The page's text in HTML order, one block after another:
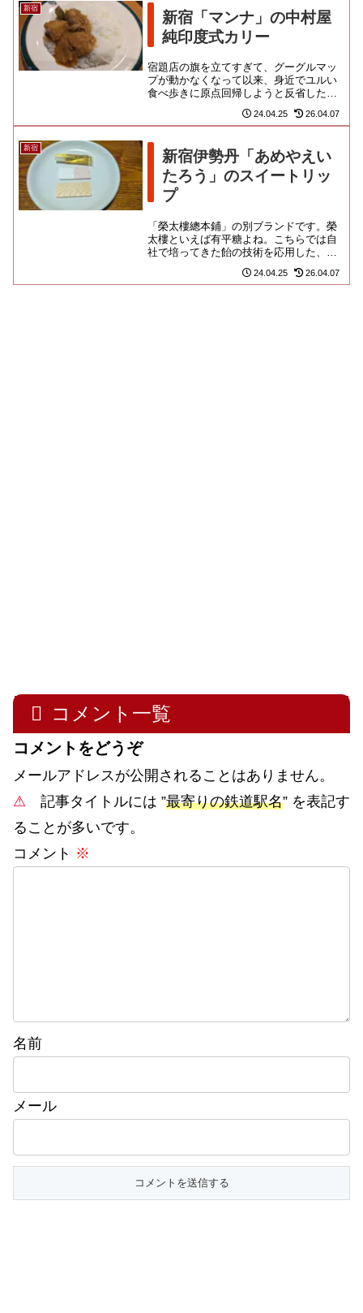
新宿
新宿「マンナ」の中村屋
純印度式カリー
宿題店の旗を立てすぎて、グーグルマッ
プが動かなくなって以来、身近でユルい
食べ歩きに原点回帰しようと反省した私
です。到底巡りきれない情報を積み上げ
てもしょうがねぇからな。デー...
24.04.25 26.04.07
新宿
新宿伊勢丹「あめやえい
たろう」のスイートリッ
プ
「榮太樓總本鋪」の別ブランドです。榮
太樓といえば有平糖よね。こちらでは自
社で培ってきた飴の技術を応用した、近
すよ。羽一衣と名付けられた、...
24.04.25 26.04.07
コメント一覧
コメントをどうぞ
メールアドレスが公開されることはありません。
⚠ 記事タイトルには ”最寄りの鉄道駅名” を表記す
ることが多いです。
コメント ※
名前
メール